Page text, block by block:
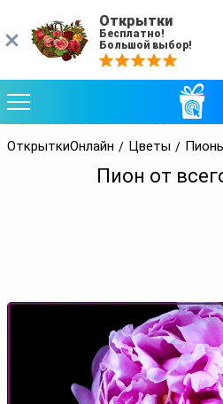
ОткрыткиОнлайн Цветы
Пион от
Открытки
Бесплатно!
Большой выбор!